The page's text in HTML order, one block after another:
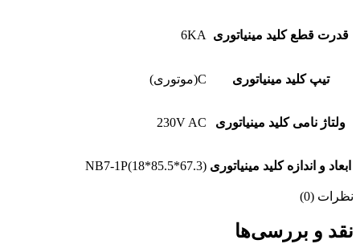
قدرت قطع کلید مینیاتوری 6KA
تیپ کلید مینیاتوری C(موتوری)
ولتاژ نامی کلید مینیاتوری 230V AC
ابعاد و اندازه کلید مینیاتوری NB7-1P(18*85.5*67.3)
نظرات (0)
نقد و بررسی‌ها